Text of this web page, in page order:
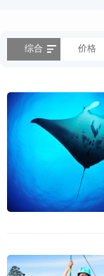
综合 价格